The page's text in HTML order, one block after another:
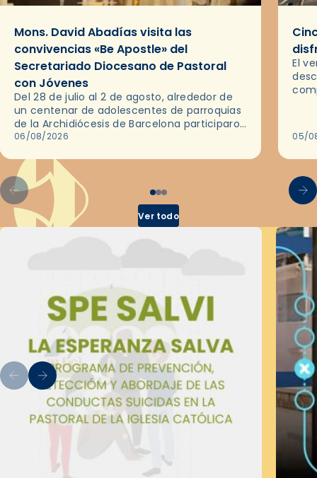
Mons. David Abadías visita las
convivencias «Be Apostle» del
Secretariado Diocesano de Pastoral
con Jóvenes
Del 28 de julio al 2 de agosto, alrededor de
un centenar de adolescentes de parroquias
de la Archidiócesis de Barcelona participaron
en las convivencias Be Apostle, organizadas
06/08/2026
El
05/
Ver todo